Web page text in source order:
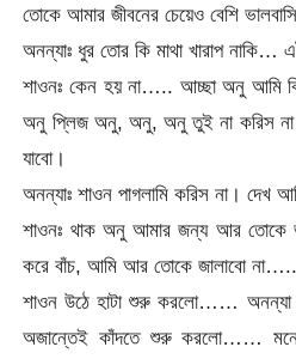
তোকে আমার জীবনের চেয়েও বেশি
অনন্যাঃ ধুর তোর কি মাথা খারাপ নাকি…
শাওনঃ কেন হয় না….. আচ্ছা অনু আমি
অনু প্লিজ অনু, অনু, অনু তুই না করিস
যাবো।
অনন্যাঃ শাওন পাগলামি করিস না। দেখ
শাওনঃ থাক অনু আমার জন্য আর তোকে
করে বাঁচ, আমি আর তোকে জালাবো না…..
শাওন উঠে হাটা শুরু করলো…… অনন্যা
অজান্তেই কাঁদতে শুরু করলো……